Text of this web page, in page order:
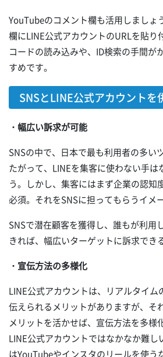
YouTubeのコメント欄も活用しましょ
欄にLINE公式アカウントのURLを貼り
コードの読み込みや、ID検索の手間が
すめです。
SNSとLINE公式アカウントを
・幅広い訴求が可能
SNSの中で、日本で最も利用者の多い
たがって、LINEを集客に使わない手は
う。しかし、集客にはまず企業の認知
必須。それをSNSに担ってもらうイメ
SNSで潜在顧客を獲得し、誰もが利用
きれば、幅広いターゲットに訴求でき
・宣伝方法の多様化
LINE公式アカウントは、リアルタイム
伝えられるメリットがありますが、そ
メリットを活かせば、宣伝方法を多様
LINE公式アカウントではなかなか難し
はYouTubeやインスタのリールを使う